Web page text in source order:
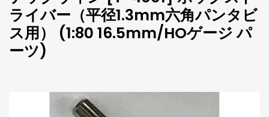
ライバー（平径1.3mm六角パンタビ
ス用） (1:80 16.5mm/HOゲージ パ
ーツ)